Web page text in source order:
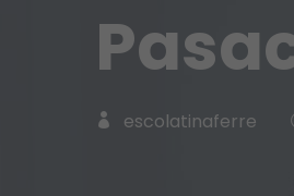
escolatinaferre